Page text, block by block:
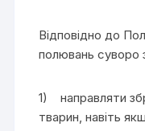
Відповідно до
полювань суворо
1) направляти
тварин, навіть